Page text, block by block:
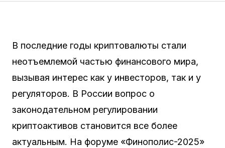
В последние годы криптовалюты стали
неотъемлемой частью финансового мира,
вызывая интерес как у инвесторов, так и у
регуляторов. В России вопрос о
законодательном регулировании
криптоактивов становится все более
актуальным. На форуме «Финополис-2025»